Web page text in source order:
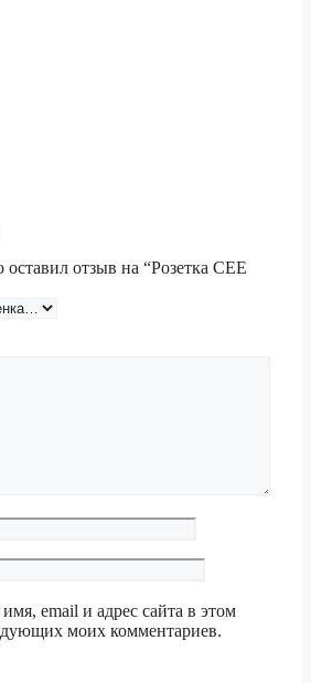
оставил отзыв на “Розетка СЕЕ
email и адрес сайта в этом
моих комментариев.